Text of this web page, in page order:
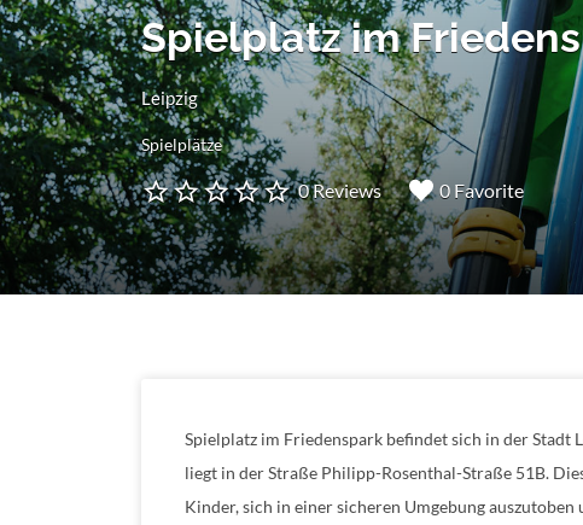
Spielplatz im
Leipzig
Spielplätze
0 Reviews 0 Favorite
Spielplatz im Friedenspark befindet sich in der
liegt in der Straße Philipp-Rosenthal-Straße 51B.
Kinder, sich in einer sicheren Umgebung